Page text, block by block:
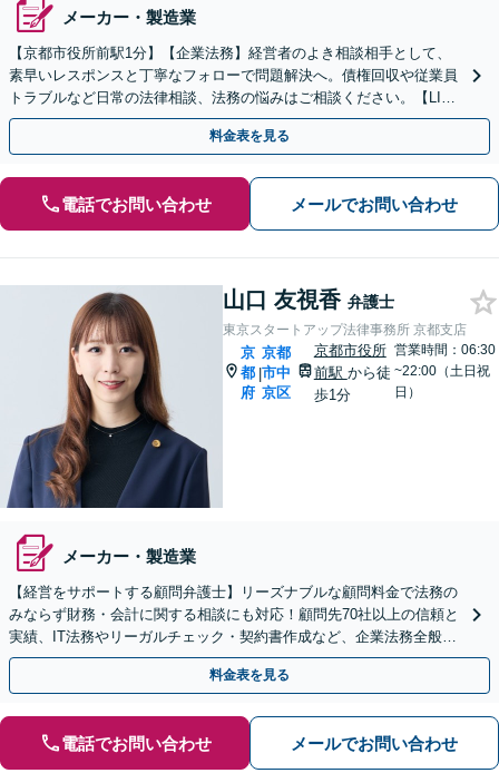
メーカー・製造業
【京都市役所前駅1分】【企業法務】経営者のよき相談相手として、
素早いレスポンスと丁寧なフォローで問題解決へ。債権回収や従業員
トラブルなど日常の法律相談、法務の悩みはご相談ください。【LINE
相談可能】【土日対応可能】【初回面談1時間無料】
料金表を見る
電話でお問い合わせ メールでお問い合わせ
山口 友視香 弁護士
東京スタートアップ法律事務所 京都支店
京
都
府
|
京都
市中
京区
京都市役所
前駅 から徒
歩1分
営業時間：06:30
~22:00（土日祝
日）
メーカー・製造業
【経営をサポートする顧問弁護士】リーズナブルな顧問料金で法務の
みならず財務・会計に関する相談にも対応！顧問先70社以上の信頼と
実績、IT法務やリーガルチェック・契約書作成など、企業法務全般に
ついてお気軽にご相談ください。
料金表を見る
電話でお問い合わせ メールでお問い合わせ